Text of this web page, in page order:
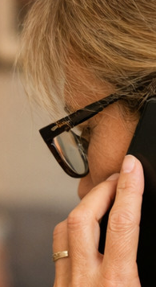
E-mail: